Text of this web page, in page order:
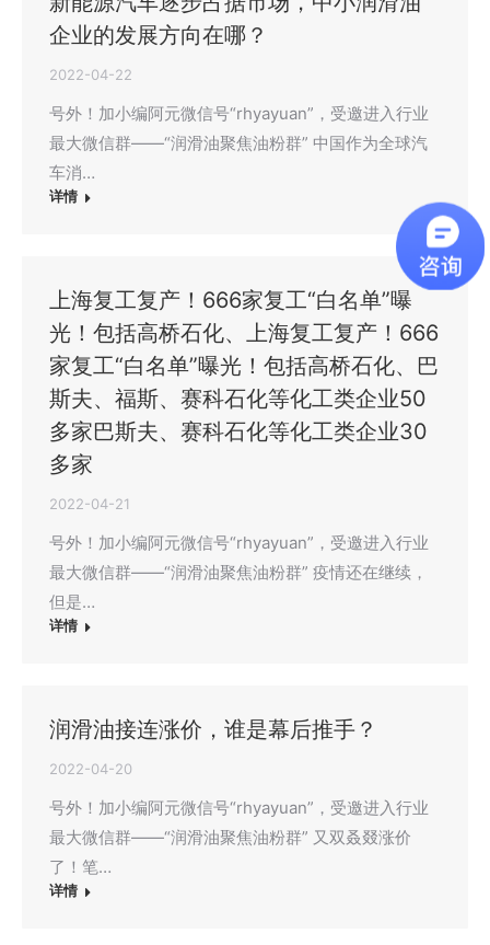
企业的发展方向在哪？
2022-04-22
号外！加小编阿元微信号“rhyayuan”，受邀进入行业
最大微信群——“润滑油聚焦油粉群” 中国作为全球汽
车消…
详情
上海复工复产！666家复工“白名单”曝
光！包括高桥石化、上海复工复产！666
家复工“白名单”曝光！包括高桥石化、巴
斯夫、福斯、赛科石化等化工类企业50
多家巴斯夫、赛科石化等化工类企业30
多家
2022-04-21
号外！加小编阿元微信号“rhyayuan”，受邀进入行业
最大微信群——“润滑油聚焦油粉群” 疫情还在继续，
但是…
详情
润滑油接连涨价，谁是幕后推手？
2022-04-20
号外！加小编阿元微信号“rhyayuan”，受邀进入行业
最大微信群——“润滑油聚焦油粉群” 又双叒叕涨价
了！笔…
详情